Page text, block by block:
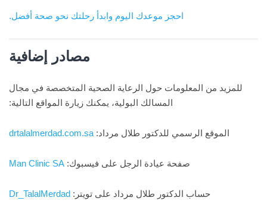
احجز موعدك اليوم وابدأ رحلتك نحو صحة أفضل.
مصادر إضافية
للمزيد من المعلومات حول الرعاية الصحية المتخصصة في مجال
المسالك البولية، يمكنك زيارة المواقع التالية:
الموقع الرسمي للدكتور طلال مرداد: drtalalmerdad.com.sa
صفحة عيادة الرجل على فيسبوك: Man Clinic SA
حساب الدكتور طلال مرداد على تويتر: Dr_TalalMerdad